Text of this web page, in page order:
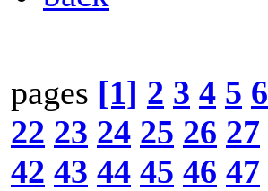
pages [1] 2 3 4 5 6
22 23 24 25 26 27
42 43 44 45 46 47